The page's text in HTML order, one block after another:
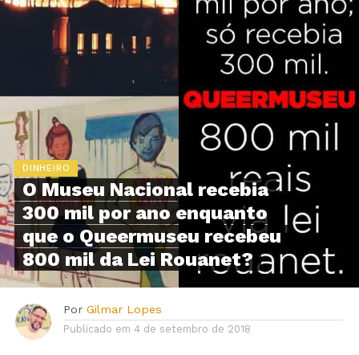
DINHEIRO
O Museu Nacional recebia
300 mil por ano enquanto
que o Queermuseu recebeu
800 mil da Lei Rouanet?
Por Gilmar Lopes
Publicado em 4 de setembro de 2018